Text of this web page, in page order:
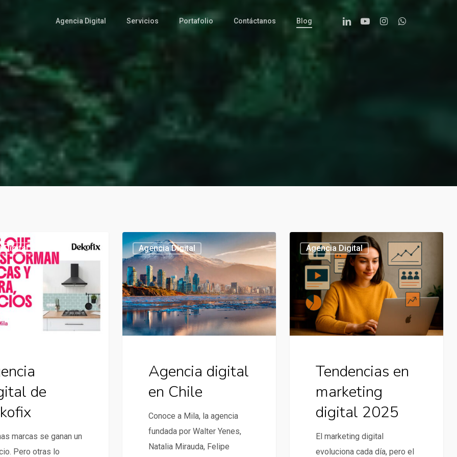
Agencia Digital Servicios Portafolio Contáctanos Blog LinkedinYoutubeInstagramWhatsapp
Digital
de
marcas se ganan un
Pero otras lo
Agencia
digital
en
Chile
Agencia Digital
Agencia digital
en Chile
Conoce a Mila, la agencia
fundada por Walter Yenes,
Natalia Mirauda, Felipe
Tendencias
marketing
digital
2025
Agencia Digital
Tendencias en
marketing
digital 2025
El marketing digital
evoluciona cada día, pero el